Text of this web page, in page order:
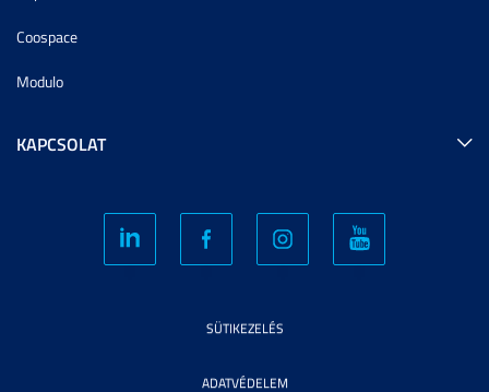
Coospace
Modulo
KAPCSOLAT
SÜTIKEZELÉS
ADATVÉDELEM